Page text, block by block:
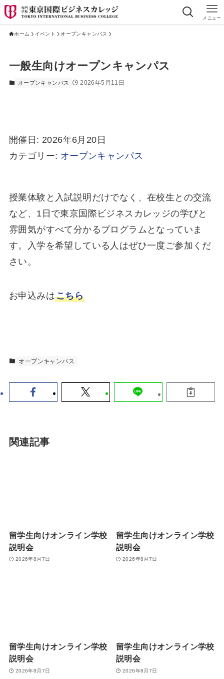
メニュー
ホーム イベント オープンキャンパス
一般生向けオープンキャンパス
オープンキャンパス 2026年5月11日
開催日: 2026年6月20日
カテゴリー: オープンキャンパス
授業体験と入試説明だけでなく、在校生との交流
など、1日で東京国際ビジネスカレッジの学びと
雰囲気がすべて分かるプログラムとなっていま
す。入学を希望している人はぜひ一度ご参加くだ
さい。
お申込みはこちら
オープンキャンパス
関連記事
留学生向けオンライン学校
説明会
2026年8月7日
留学生向けオンライン学校
説明会
2026年8月7日
留学生向けオンライン学校
説明会
2026年8月7日
留学生向けオンライン学校
説明会
2026年8月7日